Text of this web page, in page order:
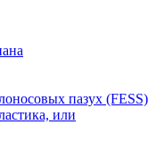
пазух (FESS)
или